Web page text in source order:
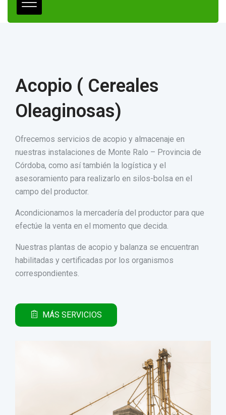
Acopio ( Cereales
Oleaginosas)
Ofrecemos servicios de acopio y almacenaje en
nuestras instalaciones de Monte Ralo – Provincia de
Córdoba, como así también la logística y el
asesoramiento para realizarlo en silos-bolsa en el
campo del productor.
Acondicionamos la mercadería del productor para que
efectúe la venta en el momento que decida.
Nuestras plantas de acopio y balanza se encuentran
habilitadas y certificadas por los organismos
correspondientes.
MÁS SERVICIOS